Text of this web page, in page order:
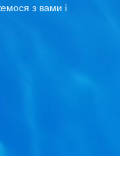
з вами і